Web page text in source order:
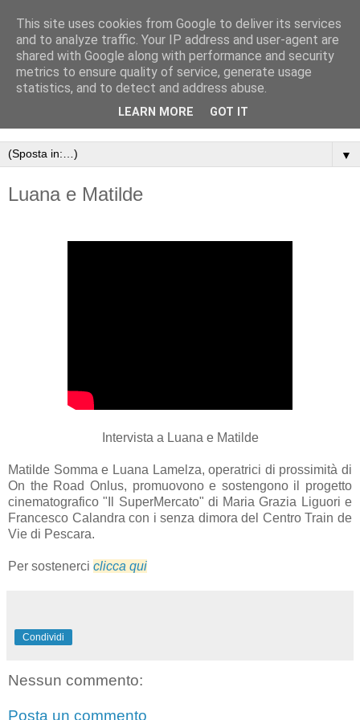
▼
Luana e Matilde
Intervista a Luana e Matilde
Matilde Somma e Luana Lamelza, operatrici di prossimità di
On the Road Onlus, promuovono e sostengono il progetto
cinematografico "Il SuperMercato" di Maria Grazia Liguori e
Francesco Calandra con i senza dimora del Centro Train de
Vie di Pescara.
Per sostenerci clicca qui
Condividi
Nessun commento:
Posta un commento
This site uses cookies from Google to deliver its services
and to analyze traffic. Your IP address and user-agent are
shared with Google along with performance and security
metrics to ensure quality of service, generate usage
statistics, and to detect and address abuse.
LEARN MORE GOT IT